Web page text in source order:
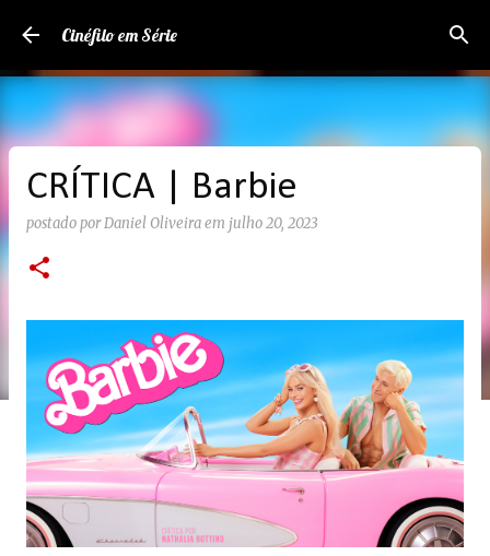
Pular para o conteúdo principal
Cinéfilo em Série
CRÍTICA | Barbie
postado porDaniel Oliveiraem julho 20, 2023